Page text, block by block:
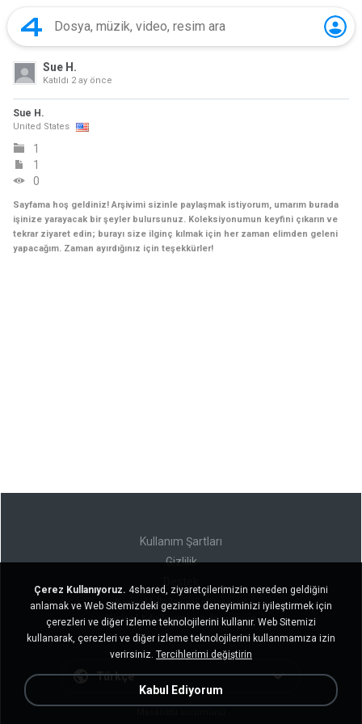
Sue H.
Katıldı 2 ay önce
Sue H.
United States
1
1
0
Sayfama hoş geldiniz! Arşivimi sizinle paylaşmak istiyorum, umarım burada
işinize yarayacak bir şeyler bulursunuz. Koleksiyonumun keyfini çıkarın ve
tekrar ziyaret edin; burayı size ilginç kılmak için her zaman elimden geleni
yapacağım. Zaman ayırdığınız için teşekkürler!
Kullanım Şartları
Gizlilik
Kişisel bilgilerimi satmayın
Kişisel bilgilerimi paylaşmayın
Türkçe
Çerez Kullanıyoruz. 4shared, ziyaretçilerimizin nereden geldiğini
anlamak ve Web Sitemizdeki gezinme deneyiminizi iyileştirmek için
çerezleri ve diğer izleme teknolojilerini kullanır. Web Sitemizi
kullanarak, çerezleri ve diğer izleme teknolojilerini kullanmamıza izin
verirsiniz. Tercihlerimi değiştirin
Kabul Ediyorum